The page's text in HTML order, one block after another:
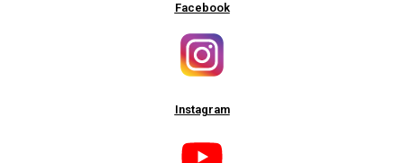
Facebook
Instagram